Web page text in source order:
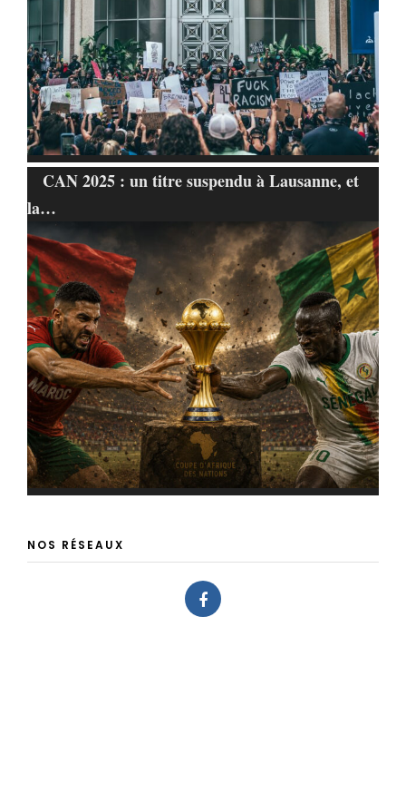
CAN 2025 : un titre suspendu à Lausanne, et
la…
NOS RÉSEAUX